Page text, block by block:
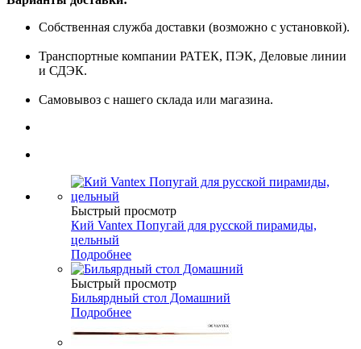
Собственная служба доставки (возможно с установкой).
Транспортные компании РАТЕК, ПЭК, Деловые линии
и СДЭК.
Самовывоз с нашего склада или магазина.
Быстрый просмотр
Кий Vantex Попугай для русской пирамиды,
цельный
Подробнее
Быстрый просмотр
Бильярдный стол Домашний
Подробнее